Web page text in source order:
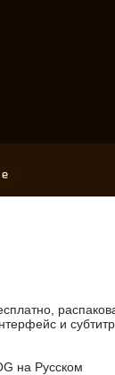
и
на Русском